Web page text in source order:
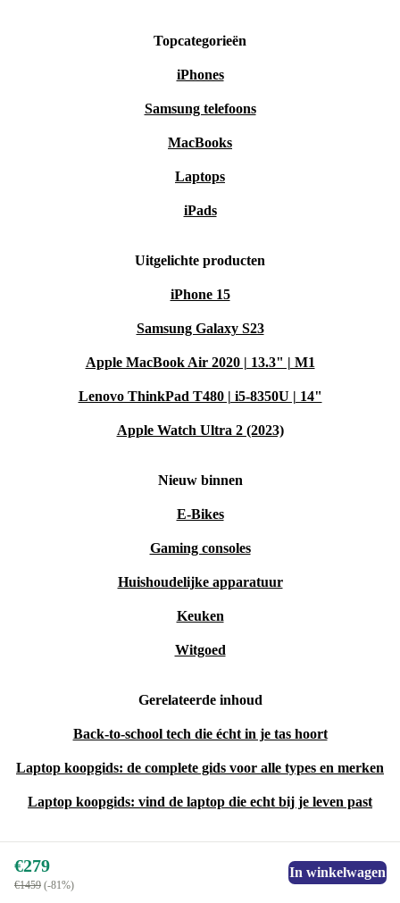
Topcategorieën
iPhones
Samsung telefoons
MacBooks
Laptops
iPads
Uitgelichte producten
iPhone 15
Samsung Galaxy S23
Apple MacBook Air 2020 | 13.3" | M1
Lenovo ThinkPad T480 | i5-8350U | 14"
Apple Watch Ultra 2 (2023)
Nieuw binnen
E-Bikes
Gaming consoles
Huishoudelijke apparatuur
Keuken
Witgoed
Gerelateerde inhoud
Back-to-school tech die écht in je tas hoort
Laptop koopgids: de complete gids voor alle types en merken
Laptop koopgids: vind de laptop die echt bij je leven past
€279
€1459 (-81%)
In winkelwagen